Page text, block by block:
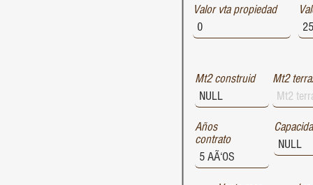
Valor vta propiedad
Mt2 construid Mt2
Años
contrato
1729
1727